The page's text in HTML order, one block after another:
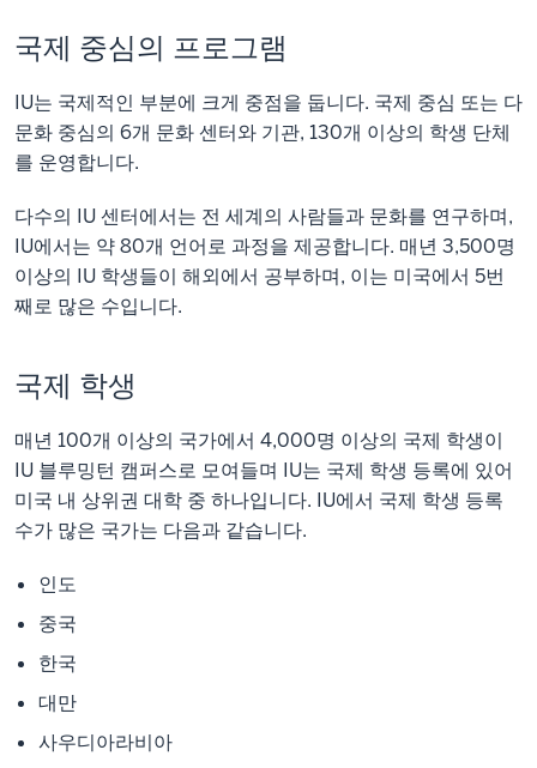
국제 중심의 프로그램
IU는 국제적인 부분에 크게 중점을 둡니다. 국제 중심 또는 다
문화 중심의 6개 문화 센터와 기관, 130개 이상의 학생 단체
를 운영합니다.
다수의 IU 센터에서는 전 세계의 사람들과 문화를 연구하며,
IU에서는 약 80개 언어로 과정을 제공합니다. 매년 3,500명
이상의 IU 학생들이 해외에서 공부하며, 이는 미국에서 5번
째로 많은 수입니다.
국제 학생
매년 100개 이상의 국가에서 4,000명 이상의 국제 학생이
IU 블루밍턴 캠퍼스로 모여들며 IU는 국제 학생 등록에 있어
미국 내 상위권 대학 중 하나입니다. IU에서 국제 학생 등록
수가 많은 국가는 다음과 같습니다.
인도
중국
한국
대만
사우디아라비아